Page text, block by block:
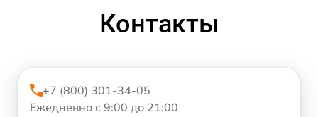
Контакты
+7 (800) 301-34-05
Ежедневно с 9:00 до 21:00